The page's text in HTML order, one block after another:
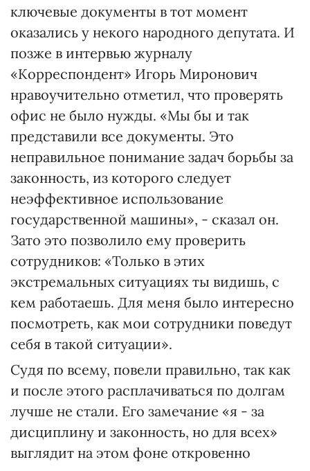
ключевые документы в тот момент
оказались у некого народного депутата. И
позже в интервью журналу
«Корреспондент» Игорь Миронович
нравоучительно отметил, что проверять
офис не было нужды. «Мы бы и так
представили все документы. Это
неправильное понимание задач борьбы за
законность, из которого следует
неэффективное использование
государственной машины», - сказал он.
Зато это позволило ему проверить
сотрудников: «Только в этих
экстремальных ситуациях ты видишь, с
кем работаешь. Для меня было интересно
посмотреть, как мои сотрудники поведут
себя в такой ситуации».
Судя по всему, повели правильно, так как
и после этого расплачиваться по долгам
лучше не стали. Его замечание «я - за
дисциплину и законность, но для всех»
выглядит на этом фоне откровенно